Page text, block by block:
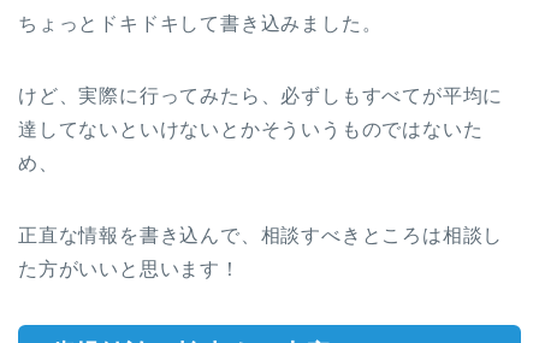
ちょっとドキドキして書き込みました。
けど、実際に行ってみたら、必ずしもすべてが平均に
達してないといけないとかそういうものではないた
め、
正直な情報を書き込んで、相談すべきところは相談し
た方がいいと思います！